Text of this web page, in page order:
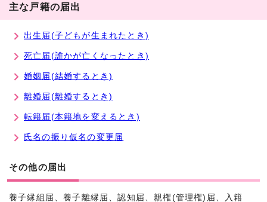
主な戸籍の届出
出生届(子どもが生まれたとき)
死亡届(誰かが亡くなったとき)
婚姻届(結婚するとき)
離婚届(離婚するとき)
転籍届(本籍地を変えるとき)
氏名の振り仮名の変更届
その他の届出
養子縁組届、養子離縁届、認知届、親権(管理権)届、入籍